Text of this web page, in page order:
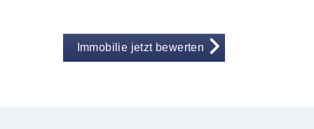
Immobilie jetzt bewerten